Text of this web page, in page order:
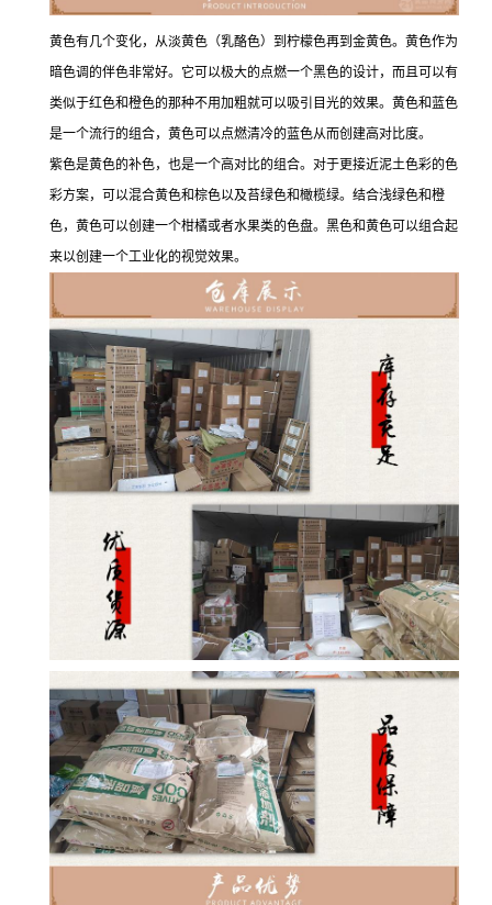
黄色有几个变化，从淡黄色（乳酪色）到柠檬色再到金黄色。黄色作为
暗色调的伴色非常好。它可以极大的点燃一个黑色的设计，而且可以有
类似于红色和橙色的那种不用加粗就可以吸引目光的效果。黄色和蓝色
是一个流行的组合，黄色可以点燃清冷的蓝色从而创建高对比度。
紫色是黄色的补色，也是一个高对比的组合。对于更接近泥土色彩的色
彩方案，可以混合黄色和棕色以及苔绿色和橄榄绿。结合浅绿色和橙
色，黄色可以创建一个柑橘或者水果类的色盘。黑色和黄色可以组合起
来以创建一个工业化的视觉效果。